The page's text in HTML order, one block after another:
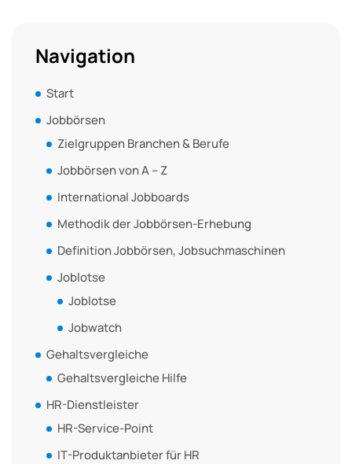
Navigation
Start
Jobbörsen
Zielgruppen Branchen & Berufe
Jobbörsen von A – Z
International Jobboards
Methodik der Jobbörsen-Erhebung
Definition Jobbörsen, Jobsuchmaschinen
Joblotse
Joblotse
Jobwatch
Gehaltsvergleiche
Gehaltsvergleiche Hilfe
HR-Dienstleister
HR-Service-Point
IT-Produktanbieter für HR